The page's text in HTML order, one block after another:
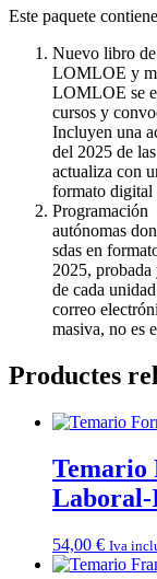
Inglés
primaria
Este paquete
Nuevo libro de
LOMLOE y
LOMLOE se
cursos y
Incluyen una
del 2025 de
actualiza con
formato digital
Programación
autónomas
sdas en
2025, probada
de cada
correo
masiva, no es
Productes
Temario
Laboral-
54,00 € Iva